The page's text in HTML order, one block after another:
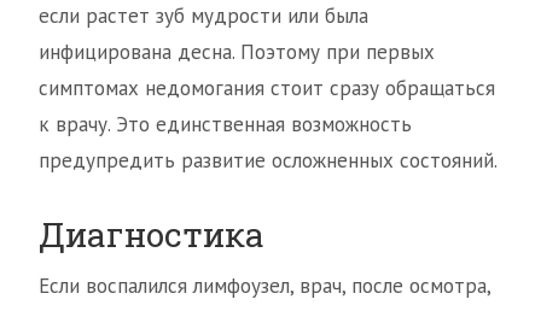
если растет зуб мудрости или была
инфицирована десна. Поэтому при первых
симптомах недомогания стоит сразу обращаться
к врачу. Это единственная возможность
предупредить развитие осложненных состояний.
Диагностика
Если воспалился лимфоузел, врач, после осмотра,